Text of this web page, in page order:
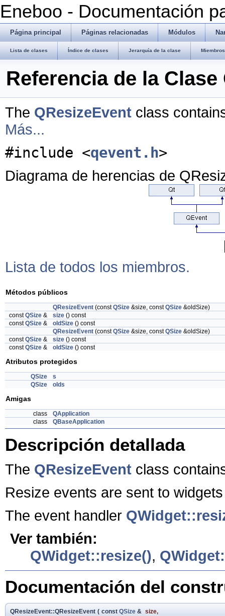
Eneboo - Documentación
Página principal Páginas relacionadas Módulos
Lista de clases Índice de clases Jerarquía de la clase
Referencia de la Clase
The QResizeEvent class
Más...
#include <qevent.h>
Diagrama de herencias de
Lista de todos los miembros.
Métodos públicos
QResizeEvent (constQSize &size, constQSize &oldSize)
constQSize & size () const
constQSize & oldSize () const
QResizeEvent (constQSize &size, constQSize &oldSize)
constQSize & size () const
constQSize & oldSize () const
Atributos protegidos
QSize
s
QSize
olds
Amigas
class
QApplication
class
QBaseApplication
Descripción detallada
The QResizeEvent class
Resize events are sent to
The event handler
Ver también:
QWidget::resize(),
Documentación del
QResizeEvent::QResizeEvent ( const QSize & size,